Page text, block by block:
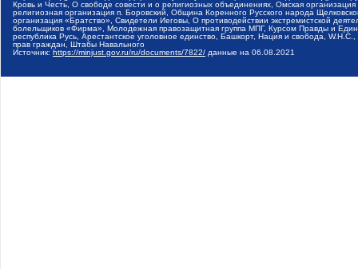
Кровь и Честь, О свободе совести и о религиозных объединениях, Омская
религиозная организация п. Боровский, Община Коренного Русского народа
организация «Братство», Свидетели Иеговы, О противодействии экстремистской
болельщиков «Фирма», Молодежная правозащитная группа МПГ, Курсом Правды и
республика Русь, Арестантское уголовное единство, Башкорт, Нация и свобода,
прав граждан, Штабы Навального
Источник: https://minjust.gov.ru/ru/documents/7822/ данные на 06.08.2021